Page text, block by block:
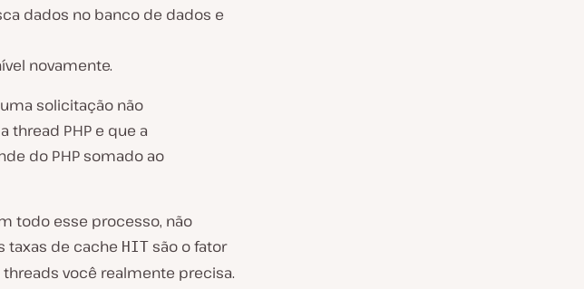
dados no banco de dados e
novamente.
solicitação não
thread PHP e que a
do PHP somado ao
todo esse processo, não
taxas de cache HIT são o fator
você realmente precisa.